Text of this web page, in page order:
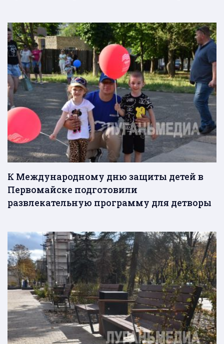
К Международному дню защиты детей в
Первомайске подготовили
развлекательную программу для детворы